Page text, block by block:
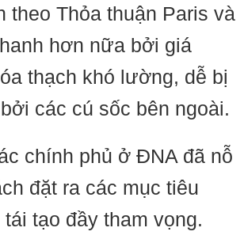
theo Thỏa thuận Paris và
hơn nữa bởi giá
thạch khó lường, dễ bị
các cú sốc bên ngoài.
chính phủ ở ĐNA đã nỗ
đặt ra các mục tiêu
tạo đầy tham vọng.